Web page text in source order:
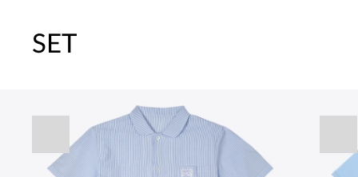
주말특가 20%(8.7~8.9)/5만원 이
[썸머블프] 1만원 할인 쿠폰(8.1~31)
[썸머블프] 2만원 할인 쿠폰(8.1~31)
SET